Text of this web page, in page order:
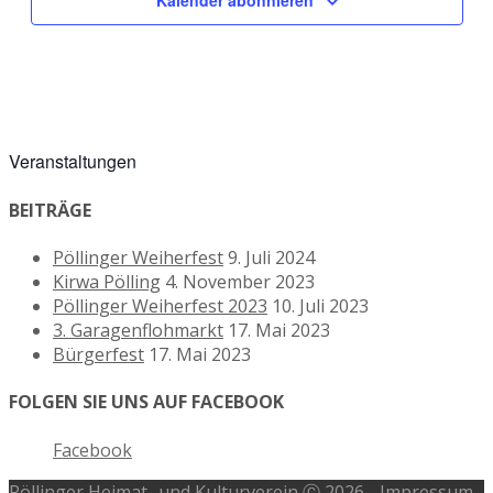
Veranstaltungen
BEITRÄGE
Pöllinger Weiherfest9. Juli 2024
Kirwa Pölling 4. November 2023
Pöllinger Weiherfest 2023 10. Juli 2023
3. Garagenflohmarkt 17. Mai 2023
Bürgerfest 17. Mai 2023
FOLGEN SIE UNS AUF FACEBOOK
Facebook